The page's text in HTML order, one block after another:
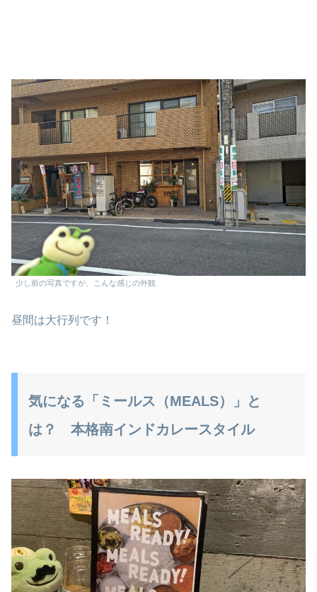
少し前の写真ですが、こんな感じの外観
昼間は大行列です！
気になる「ミールス（MEALS）」と
は？ 本格南インドカレースタイル